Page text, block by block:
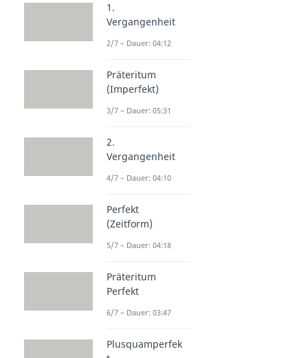
1.
Vergangenheit
2/7 – Dauer: 04:12
Präteritum
(Imperfekt)
3/7 – Dauer: 05:31
2.
Vergangenheit
4/7 – Dauer: 04:10
Perfekt
(Zeitform)
5/7 – Dauer: 04:18
Präteritum
Perfekt
6/7 – Dauer: 03:47
Plusquamperfek